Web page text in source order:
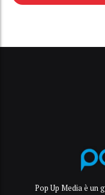
Pop Up Media è un